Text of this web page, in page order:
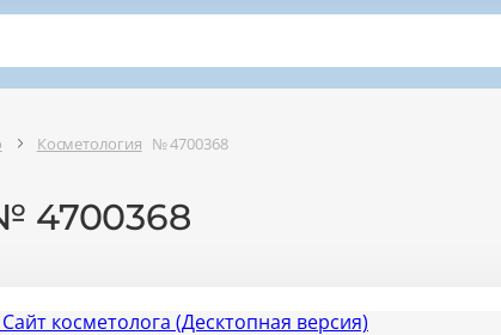
Косметология № 4700368
4700368